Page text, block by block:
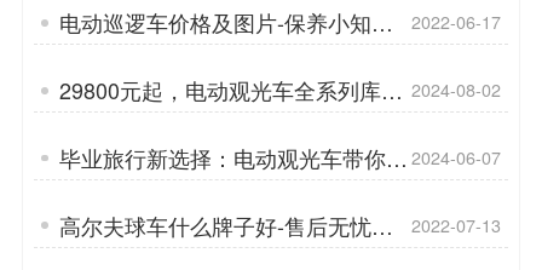
电动巡逻车价格及图片-保养小知识
「专菱」
2022-06-17
29800元起，电动观光车全系列库存
大放送「专菱」
2024-08-02
毕业旅行新选择：电动观光车带你畅
游美景！「专菱」
2024-06-07
高尔夫球车什么牌子好-售后无忧，
好质量产品「专菱」
2022-07-13